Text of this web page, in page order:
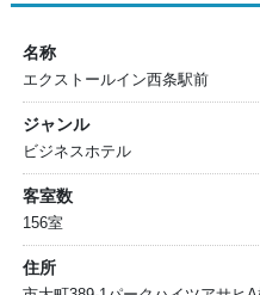
名称
エクストールイン西条駅前
ジャンル
ビジネスホテル
客室数
156室
住所